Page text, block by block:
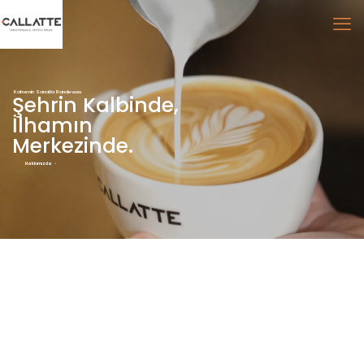
Kahvenin Sanatla Randevusu
Şehrin Kalbinde,
İlhamın
Merkezinde.
Hakkımızda